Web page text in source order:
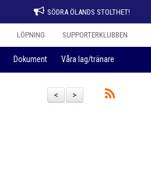
SÖDRA ÖLANDS STOLTHET!
LÖPNING SUPPORTERKLUBBEN
Dokument Våra lag/tränare
>
<